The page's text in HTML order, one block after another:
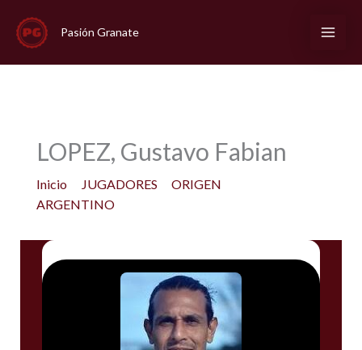
contenido
Pasión Granate
LOPEZ, Gustavo Fabian
Inicio JUGADORES
ORIGEN
ARGENTINO